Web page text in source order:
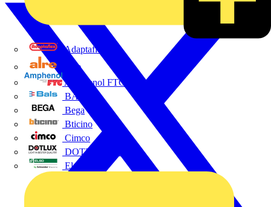
Adaptaflex
Alre
Amphenol FTG
BALS
Bega
Bticino
Cimco
DOTLUX GmbH
Elso